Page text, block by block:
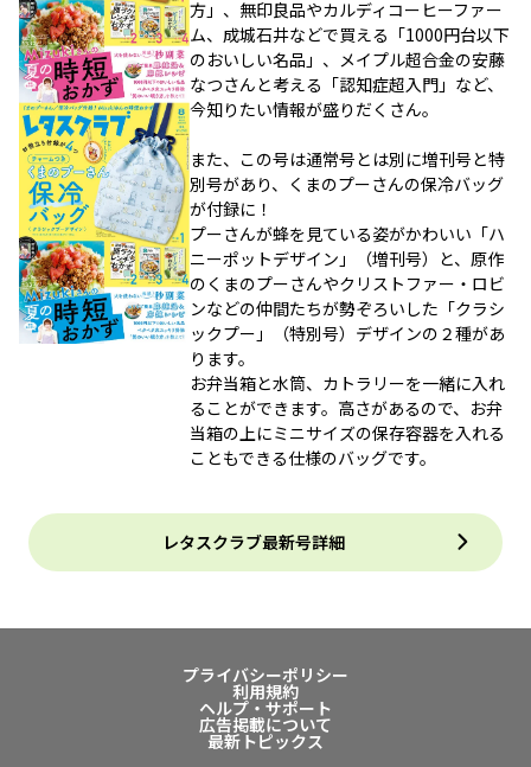
方」、無印良品やカルディコーヒーファー
ム、成城石井などで買える「1000円台以下
のおいしい名品」、メイプル超合金の安藤
なつさんと考える「認知症超入門」など、
今知りたい情報が盛りだくさん。
また、この号は通常号とは別に増刊号と特
別号があり、くまのプーさんの保冷バッグ
が付録に！
プーさんが蜂を見ている姿がかわいい「ハ
ニーポットデザイン」（増刊号）と、原作
のくまのプーさんやクリストファー・ロビ
ンなどの仲間たちが勢ぞろいした「クラシ
ックプー」（特別号）デザインの２種があ
ります。
お弁当箱と水筒、カトラリーを一緒に入れ
ることができます。高さがあるので、お弁
当箱の上にミニサイズの保存容器を入れる
こともできる仕様のバッグです。
レタスクラブ最新号詳細
プライバシーポリシー
利用規約
ヘルプ・サポート
広告掲載について
最新トピックス